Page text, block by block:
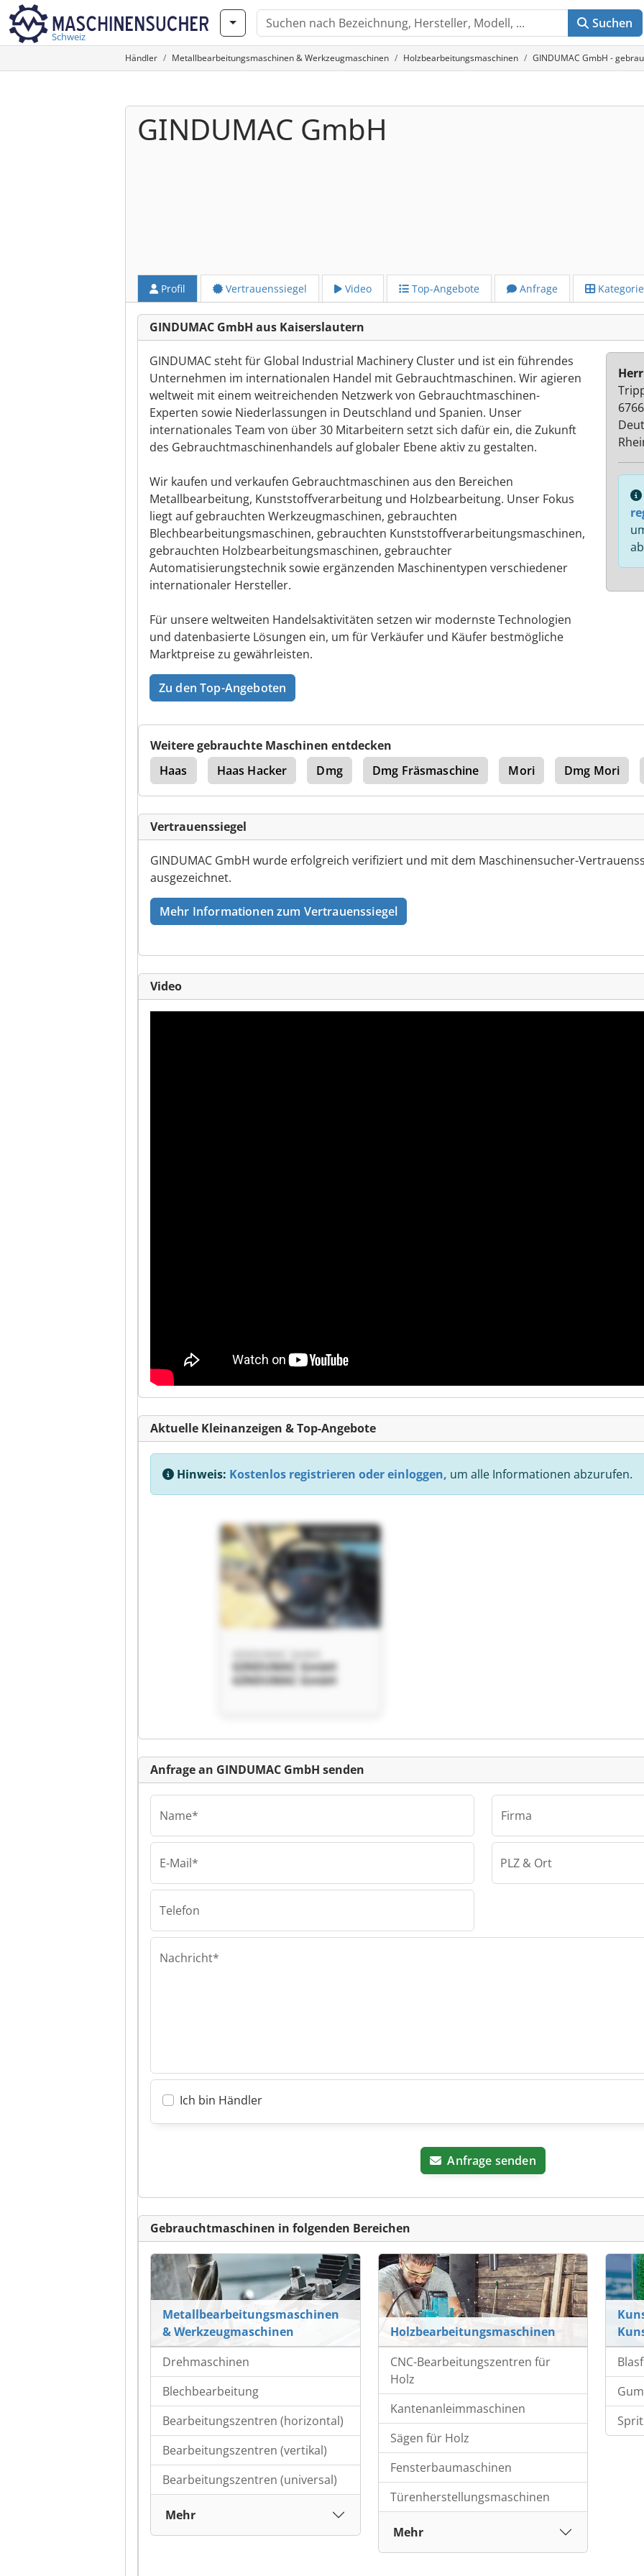
Schweiz
Suchen
Händler Metallbearbeitungsmaschinen & Werkzeugmaschinen Holzbearbeitungsmaschinen GINDUMAC GmbH -
GINDUMAC GmbH
Profil Vertrauenssiegel Video Top-Angebote Anfrage
GINDUMAC GmbH aus Kaiserslautern
GINDUMAC steht für Global Industrial Machinery Cluster und ist ein führendes
Unternehmen im internationalen Handel mit Gebrauchtmaschinen. Wir agieren
weltweit mit einem weitreichenden Netzwerk von Gebrauchtmaschinen-
Experten sowie Niederlassungen in Deutschland und Spanien. Unser
internationales Team von über 30 Mitarbeitern setzt sich dafür ein, die Zukunft
des Gebrauchtmaschinenhandels auf globaler Ebene aktiv zu gestalten.
Wir kaufen und verkaufen Gebrauchtmaschinen aus den Bereichen
Metallbearbeitung, Kunststoffverarbeitung und Holzbearbeitung. Unser Fokus
liegt auf gebrauchten Werkzeugmaschinen, gebrauchten
Blechbearbeitungsmaschinen, gebrauchten Kunststoffverarbeitungsmaschinen,
gebrauchten Holzbearbeitungsmaschinen, gebrauchter
Automatisierungstechnik sowie ergänzenden Maschinentypen verschiedener
internationaler Hersteller.
Für unsere weltweiten Handelsaktivitäten setzen wir modernste Technologien
und datenbasierte Lösungen ein, um für Verkäufer und Käufer bestmögliche
Marktpreise zu gewährleisten.
Zu den Top-Angeboten
Weitere gebrauchte Maschinen entdecken
Haas
Haas Hacker Dmg Dmg Fräsmaschine Mori Dmg Mori
Vertrauenssiegel
GINDUMAC GmbH wurde erfolgreich verifiziert und mit dem Maschinensucher-
ausgezeichnet.
Mehr Informationen zum Vertrauenssiegel
Video
Aktuelle Kleinanzeigen & Top-Angebote
Hinweis: Kostenlos registrieren oder einloggen, um alle Informationen abzurufen.
GINDUMAC GmbH
GINDUMAC GmbH
GINDUMAC GmbH
Anfrage an GINDUMAC GmbH senden
Name*
E-Mail*
Telefon
Firma
PLZ & Ort
Nachricht*
Ich bin Händler
Anfrage senden
Gebrauchtmaschinen in folgenden Bereichen
Metallbearbeitungsmaschinen
& Werkzeugmaschinen
Drehmaschinen
Blechbearbeitung
Bearbeitungszentren (horizontal)
Bearbeitungszentren (vertikal)
Bearbeitungszentren (universal)
Mehr
Holzbearbeitungsmaschinen
CNC-Bearbeitungszentren für
Holz
Kantenanleimmaschinen
Sägen für Holz
Fensterbaumaschinen
Türenherstellungsmaschinen
Mehr